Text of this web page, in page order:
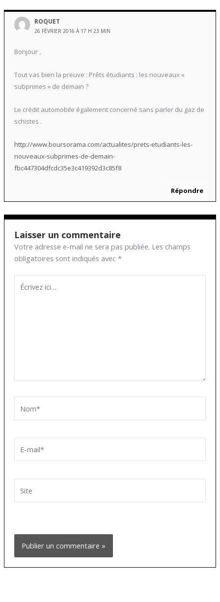
ROQUET
26 FÉVRIER 2016 À 17 H 23 MIN
Bonjour ,
Tout vas bien la preuve : Prêts étudiants : les nouveaux «
subprimes » de demain ?
Le crédit automobile également concerné sans parler du gaz de
schistes .
http://www.boursorama.com/actualites/prets-etudiants-les-
nouveaux-subprimes-de-demain-
fbc447304dfcdc35e3c419392d3c85f8
Répondre
Laisser un commentaire
Votre adresse e-mail ne sera pas publiée. Les champs
obligatoires sont indiqués avec *
Écrivez
ici…
mail*